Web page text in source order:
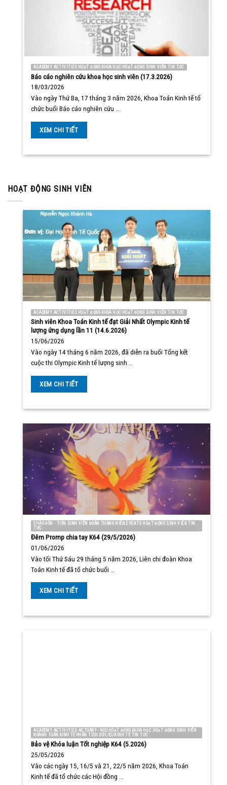
ACADEMY ACTIVITIES HOẠT ĐỘNG KHOA HỌC HOẠT ĐỘNG SINH VIÊN TIN TỨC
Báo cáo nghiên cứu khoa học sinh viên (17.3.2026)
18/03/2026
Vào ngày Thứ Ba, 17 tháng 3 năm 2026, Khoa Toán Kinh tế tổ
chức buổi Báo cáo nghiên cứu …
XEM CHI TIẾT
HOẠT ĐỘNG SINH VIÊN
ACADEMY ACTIVITIES HOẠT ĐỘNG KHOA HỌC HOẠT ĐỘNG SINH VIÊN TIN TỨC
Sinh viên Khoa Toán Kinh tế đạt Giải Nhất Olympic Kinh tế
lượng ứng dụng lần 11 (14.6.2026)
15/06/2026
Vào ngày 14 tháng 6 năm 2026, đã diễn ra buổi Tổng kết
cuộc thi Olympic Kinh tế lượng sinh …
XEM CHI TIẾT
CHÀO ĐÓN - TIỄN SINH VIÊN ĐOÀN THANH NIÊN EVENTS HOẠT ĐỘNG SINH VIÊN TIN
TỨC
Đêm Promp chia tay K64 (29/5/2026)
01/06/2026
Vào tối Thứ Sáu 29 tháng 5 năm 2026, Liên chi đoàn Khoa
Toán Kinh tế đã tổ chức buổi …
XEM CHI TIẾT
ACADEMY ACTIVITIES ACTUARY - NEU HOẠT ĐỘNG KHOA HỌC HOẠT ĐỘNG SINH VIÊN
NGÀNH TOÁN KINH TẾ PHÂN TÍCH DỮ LIỆU KINH TẾ TIN TỨC
Bảo vệ Khóa luận Tốt nghiệp K64 (5.2026)
25/05/2026
Vào các ngày 15, 16/5 và 21, 22/5 năm 2026, Khoa Toán
Kinh tế đã tổ chức các Hội đồng …